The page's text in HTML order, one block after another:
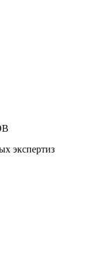
экспертиз